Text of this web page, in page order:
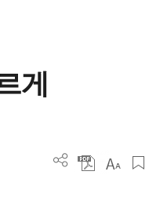
게